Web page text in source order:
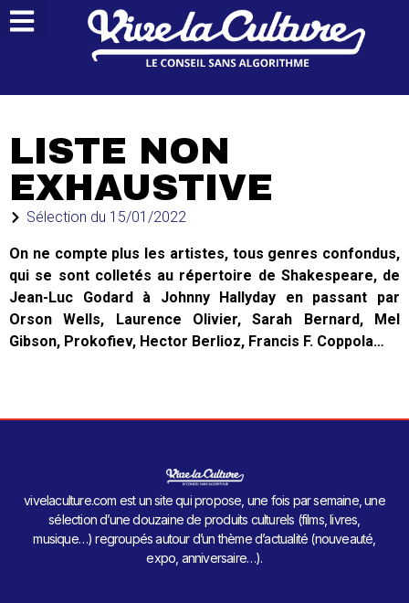
LISTE NON
EXHAUSTIVE
Sélection du 15/01/2022
On ne compte plus les artistes, tous genres confondus,
qui se sont colletés au répertoire de Shakespeare, de
Jean-Luc Godard à Johnny Hallyday en passant par
Orson Wells, Laurence Olivier, Sarah Bernard, Mel
Gibson, Prokofiev, Hector Berlioz, Francis F. Coppola…
vivelaculture.com est un site qui propose, une fois par semaine, une
sélection d’une douzaine de produits culturels (films, livres,
musique…) regroupés autour d’un thème d’actualité (nouveauté,
expo, anniversaire…).